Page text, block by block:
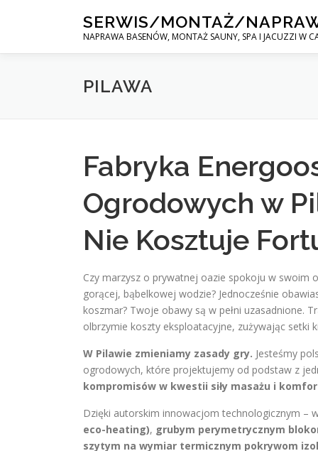
SERWIS/MONTAŻ/
NAPRAWA BASENÓW, MONTAŻ SAUNY, SPA I JACUZZI W
PILAWA
Fabryka
Ogrodowych w
Nie Kosztuje
Czy marzysz o prywatnej oazie spokoju w swoim
gorącej, bąbelkowej wodzie? Jednocześnie
koszmar? Twoje obawy są w pełni uzasadnione.
olbrzymie koszty eksploatacyjne, zużywając setki
W Pilawie zmieniamy zasady gry. Jesteśmy
ogrodowych, które projektujemy od podstaw z
kompromisów w kwestii siły masażu i
Dzięki autorskim innowacjom technologicznym –
eco-heating), grubym perymetrycznym
szytym na wymiar termicznym pokrywom